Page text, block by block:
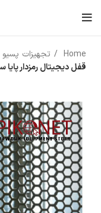
Home تجهیزات
قفل دیجیتال رمزدار پایا